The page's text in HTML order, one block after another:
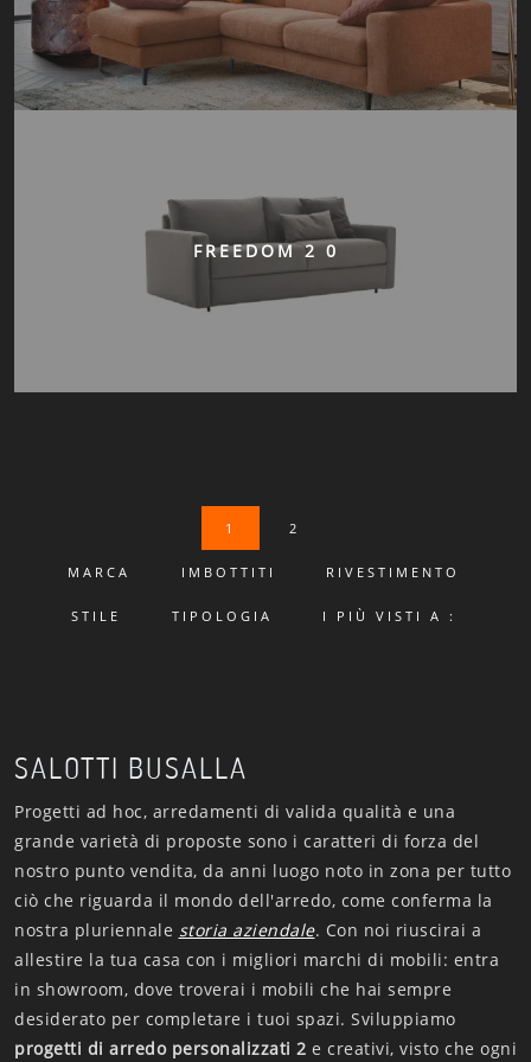
FREEDOM 2 0
1 2
MARCA IMBOTTITI RIVESTIMENTO
STILE TIPOLOGIA I PIÙ VISTI A :
SALOTTI BUSALLA
Progetti ad hoc, arredamenti di valida qualità e una
grande varietà di proposte sono i caratteri di forza del
nostro punto vendita, da anni luogo noto in zona per tutto
ciò che riguarda il mondo dell'arredo, come conferma la
nostra pluriennale storia aziendale. Con noi riuscirai a
allestire la tua casa con i migliori marchi di mobili: entra
in showroom, dove troverai i mobili che hai sempre
desiderato per completare i tuoi spazi. Sviluppiamo
progetti di arredo personalizzati 2 e creativi, visto che ogni